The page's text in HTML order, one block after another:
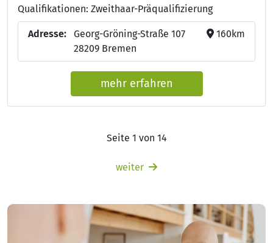
Qualifikationen: Zweithaar-Präqualifizierung
Adresse:
Georg-Gröning-Straße 107
28209 Bremen
160km
mehr erfahren
Seite 1 von 14
weiter